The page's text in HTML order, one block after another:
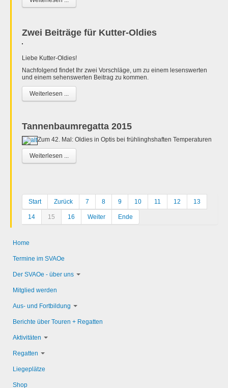
Zwei Beiträge für Kutter-Oldies
Liebe Kutter-Oldies!
Nachfolgend findet Ihr zwei Vorschläge, um zu einem lesenswerten
und einem sehenswerten Beitrag zu kommen.
Weiterlesen ...
Tannenbaumregatta 2015
Zum 42. Mal: Oldies in Optis bei frühlinghshaften Temperaturen
Weiterlesen ...
Start Zurück 7 8 9 10 11 12 13
14 15 16 Weiter Ende
Home
Termine im SVAOe
Der SVAOe - über uns
Mitglied werden
Aus- und Fortbildung
Berichte über Touren + Regatten
Aktivitäten
Regatten
Liegeplätze
Shop